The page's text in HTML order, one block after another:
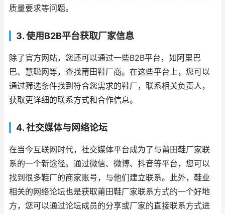
质量要求等问题。
3. 使用B2B平台获取厂家信息
除了官方网站，您还可以通过一些B2B平台，如阿里巴
巴、慧聪网等，查找莆田鞋厂商。在这些平台上，您可以
通过筛选条件找到符合您需求的鞋厂，联系相关负责人，
获取更详细的联系方式和合作信息。
4. 社交媒体与网络论坛
在当今互联网时代，社交媒体平台成为了与莆田鞋厂家联
系的一个新途径。通过微信、微博、抖音等平台，您可以
找到很多鞋厂的商家账号，与他们建立联系。此外，鞋业
相关的网络论坛也是获取莆田鞋厂家联系方式的一个好地
方，您可以通过论坛成员的分享或厂家的直接联系方式进